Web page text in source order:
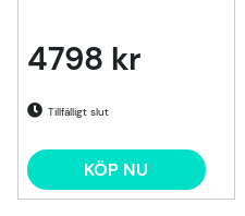
4798 kr
Tillfälligt slut
KÖP NU